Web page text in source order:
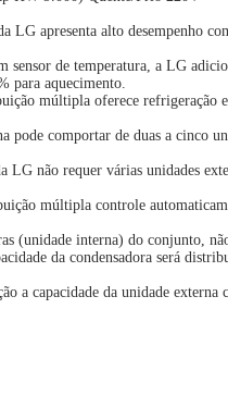
LG apresenta alto desempenho
sensor de temperatura, a LG
para aquecimento.
múltipla oferece refrigeração
comportar de duas a cinco
não requer várias unidades
múltipla controle
(unidade interna) do conjunto,
da condensadora será
a capacidade da unidade